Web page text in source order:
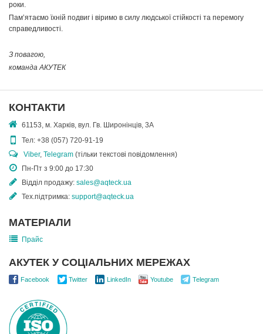
роки.
Пам’ятаємо їхній подвиг і віримо в силу людської стійкості та перемогу
справедливості.
З повагою,
команда АКУТЕК
КОНТАКТИ
61153, м. Харків, вул. Гв. Широнінців, 3А
Тел: +38 (057) 720-91-19
Viber, Telegram (тільки текстові повідомлення)
Пн-Пт з 9:00 до 17:30
Відділ продажу: sales@aqteck.ua
Тех.підтримка: support@aqteck.ua
МАТЕРІАЛИ
Прайс
АКУТЕК У СОЦІАЛЬНИХ МЕРЕЖАХ
Facebook Twitter LinkedIn Youtube Telegram